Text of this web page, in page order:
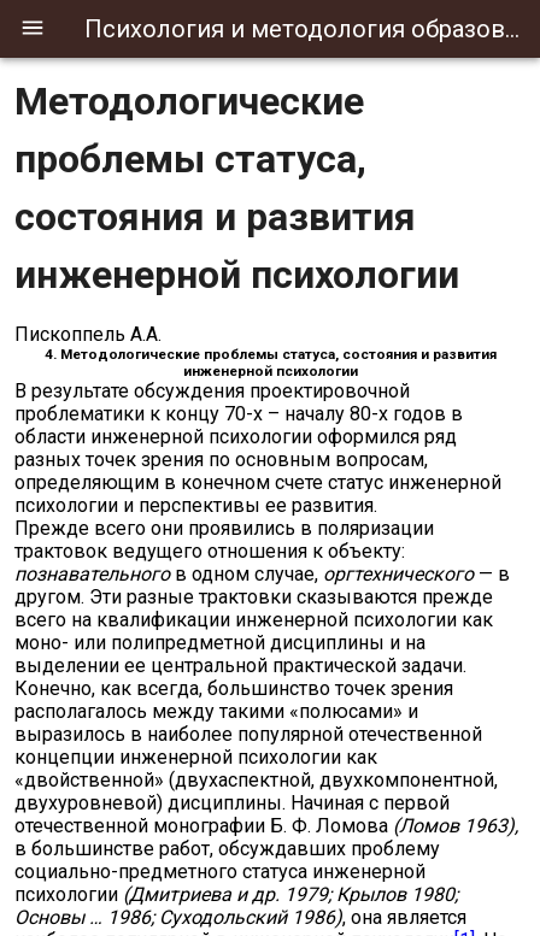
Психология и методология образования
Методологические
проблемы статуса,
состояния и развития
инженерной психологии
Пископпель А.А.
4. Методологические проблемы статуса, состояния и развития
инженерной психологии
В результате обсуждения проектировочной
проблематики к концу 70-х – началу 80-х годов в
области инженерной психологии оформился ряд
разных точек зрения по основным вопросам,
определяющим в конечном счете статус инженерной
психологии и перспективы ее развития.
Прежде всего они проявились в поляризации
трактовок ведущего отношения к объекту:
познавательногов одном случае, оргтехнического— в
другом. Эти разные трактовки сказываются прежде
всего на квалификации инженерной психологии как
моно- или полипредметной дисциплины и на
выделении ее центральной практической задачи.
Конечно, как всегда, большинство точек зрения
располагалось между такими «полюсами» и
выразилось в наиболее популярной отечественной
концепции инженерной психологии как
«двойственной» (двухаспектной, двухкомпонентной,
двухуровневой) дисциплины. Начиная с первой
отечественной монографии Б. Ф. Ломова (Ломов 1963),
в большинстве работ, обсуждавших проблему
социально-предметного статуса инженерной
психологии (Дмитриева и др. 1979; Крылов 1980;
Основы … 1986; Суходольский 1986), она является